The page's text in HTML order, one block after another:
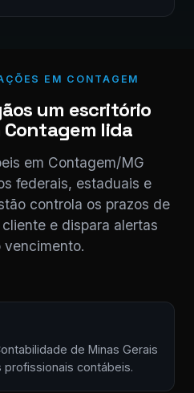
EM CONTAGEM
um escritório
lida
em Contagem/MG
federais, estaduais e
controla os prazos de
e dispara alertas
vencimento.
de Minas Gerais
contábeis.